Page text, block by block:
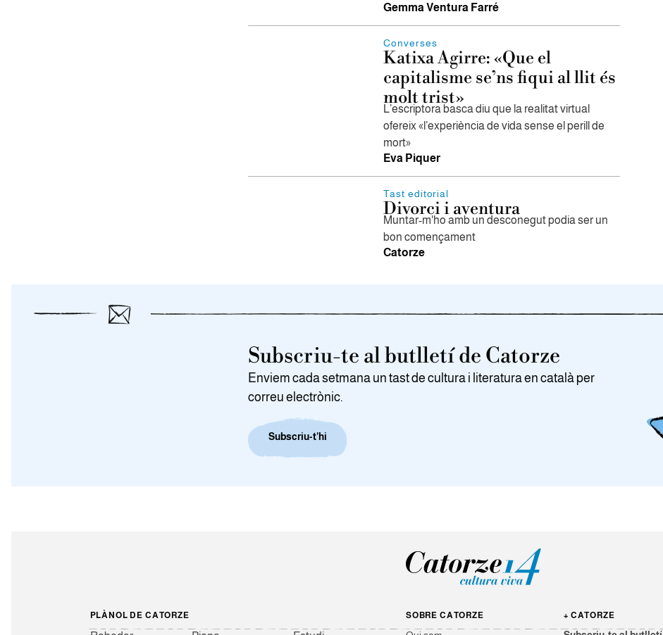
Gemma Ventura Farré
Converses
Katixa Agirre: «Que el
capitalisme se’ns fiqui al llit és
molt trist»
L’escriptora basca diu que la realitat virtual
ofereix «l’experiència de vida sense el perill de
mort»
Eva Piquer
Tast editorial
Divorci i aventura
Muntar-m'ho amb un desconegut podia ser un
bon començament
Catorze
Subscriu-te al butlletí de Catorze
Enviem cada setmana un tast de cultura i literatura en català per
correu electrònic.
Subscriu-t’hi
PLÀNOL DE CATORZE SOBRE CATORZE + CATORZE